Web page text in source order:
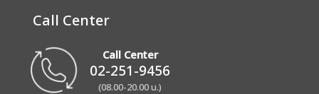
Call Center
Call Center
02-251-9456
(08.00-20.00 น.)